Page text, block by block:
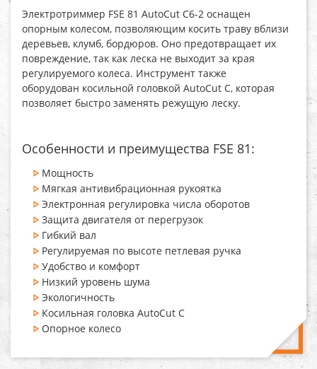
Электротриммер FSE 81 AutoCut C6-2 оснащен
опорным колесом, позволяющим косить траву вблизи
деревьев, клумб, бордюров. Оно предотвращает их
повреждение, так как леска не выходит за края
регулируемого колеса. Инструмент также
оборудован косильной головкой AutoCut C, которая
позволяет быстро заменять режущую леску.
Особенности и преимущества FSE 81:
Мощность
Мягкая антивибрационная рукоятка
Электронная регулировка числа оборотов
Защита двигателя от перегрузок
Гибкий вал
Регулируемая по высоте петлевая ручка
Удобство и комфорт
Низкий уровень шума
Экологичность
Косильная головка AutoCut C
Опорное колесо